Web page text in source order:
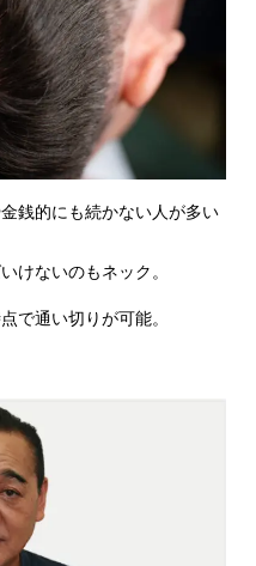
銭的にも続かない人が多い
けないのもネック。
で通い切りが可能。